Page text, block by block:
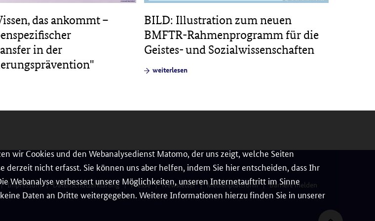
wir Cookies und den Webanalysedienst Matomo, der uns zeigt, welche Seiten
nicht erfasst. Sie können uns aber helfen, indem Sie hier entscheiden, dass Ihr
Webanalyse verbessert unsere Möglichkeiten, unseren Internetauftritt im Sinne
Daten an Dritte weitergegeben. Weitere Informationen hierzu finden Sie in unserer
das ankommt –
in der
BILD: Illustration zum neuen
BMFTR-Rahmenprogramm für die
Geistes- und Sozialwissenschaften
weiterlesen
Impressum Datenschutzerklärung Presse Newsletter Medienplattform Barriere melden